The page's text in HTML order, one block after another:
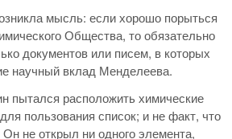
мысль: если хорошо порыться
Общества, то обязательно
документов или писем, в которых
научный вклад Менделеева.
пытался расположить химические
пользования список; и не факт, что
Он не открыл ни одного элемента,